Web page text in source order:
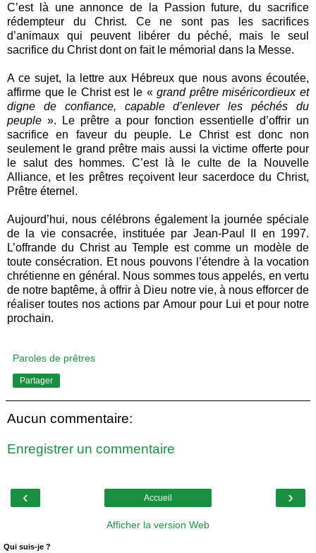
C’est là une annonce de la Passion future, du sacrifice
rédempteur du Christ. Ce ne sont pas les sacrifices
d’animaux qui peuvent libérer du péché, mais le seul
sacrifice du Christ dont on fait le mémorial dans la Messe.
A ce sujet, la lettre aux Hébreux que nous avons écoutée,
affirme que le Christ est le «grand prêtre miséricordieux et
digne de confiance, capable d’enlever les péchés du
peuple ». Le prêtre a pour fonction essentielle d’offrir un
sacrifice en faveur du peuple. Le Christ est donc non
seulement le grand prêtre mais aussi la victime offerte pour
le salut des hommes. C’est là le culte de la Nouvelle
Alliance, et les prêtres reçoivent leur sacerdoce du Christ,
Prêtre éternel.
Aujourd’hui, nous célébrons également la journée spéciale
de la vie consacrée, instituée par Jean-Paul II en 1997.
L’offrande du Christ au Temple est comme un modèle de
toute consécration. Et nous pouvons l’étendre à la vocation
chrétienne en général. Nous sommes tous appelés, en vertu
de notre baptême, à offrir à Dieu notre vie, à nous efforcer de
réaliser toutes nos actions par Amour pour Lui et pour notre
prochain.
Paroles de prêtres
Partager
Aucun commentaire:
Enregistrer un commentaire
‹ ›
Accueil
Afficher la version Web
Qui suis-je ?